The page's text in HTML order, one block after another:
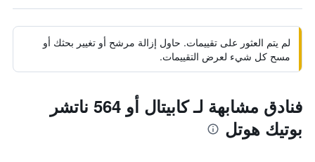
لم يتم العثور على تقييمات. حاول إزالة مرشح أو تغيير بحثك أو
مسح كل شيء لعرض التقييمات.
فنادق مشابهة لـ كابيتال أو 564 ناتشر
بوتيك هوتل